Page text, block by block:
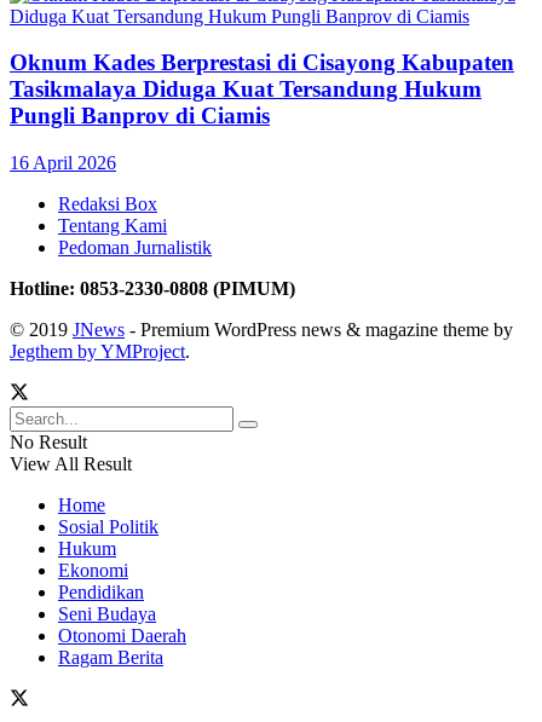
Oknum Kades Berprestasi di Cisayong Kabupaten
Tasikmalaya Diduga Kuat Tersandung Hukum
Pungli Banprov di Ciamis
16 April 2026
Redaksi Box
Tentang Kami
Pedoman Jurnalistik
Hotline: 0853-2330-0808 (PIMUM)
© 2019 JNews - Premium WordPress news & magazine theme by
Jegthem by YMProject.
No Result
View All Result
Home
Sosial Politik
Hukum
Ekonomi
Pendidikan
Seni Budaya
Otonomi Daerah
Ragam Berita